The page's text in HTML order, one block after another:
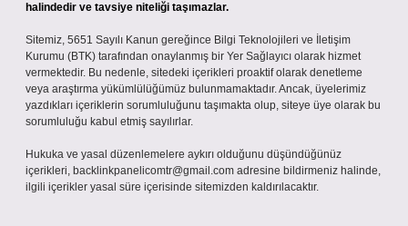
halindedir ve tavsiye niteliği taşımazlar.
Sitemiz, 5651 Sayılı Kanun gereğince Bilgi Teknolojileri ve İletişim
Kurumu (BTK) tarafından onaylanmış bir Yer Sağlayıcı olarak hizmet
vermektedir. Bu nedenle, sitedeki içerikleri proaktif olarak denetleme
veya araştırma yükümlülüğümüz bulunmamaktadır. Ancak, üyelerimiz
yazdıkları içeriklerin sorumluluğunu taşımakta olup, siteye üye olarak bu
sorumluluğu kabul etmiş sayılırlar.
Hukuka ve yasal düzenlemelere aykırı olduğunu düşündüğünüz
içerikleri, backlinkpanelicomtr@gmail.com adresine bildirmeniz halinde,
ilgili içerikler yasal süre içerisinde sitemizden kaldırılacaktır.